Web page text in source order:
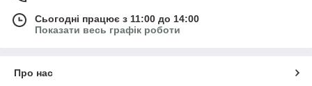
Сьогодні працює з 11:00 до 14:00
Показати весь графік роботи
Про нас